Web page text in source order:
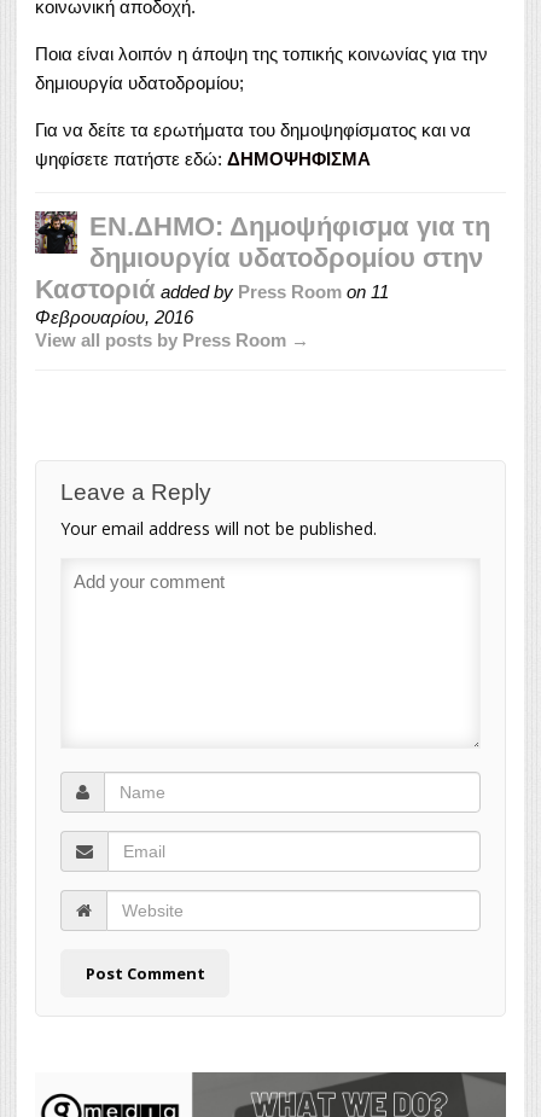
κοινωνική αποδοχή.
Ποια είναι λοιπόν η άποψη της τοπικής κοινωνίας για την
δημιουργία υδατοδρομίου;
Για να δείτε τα ερωτήματα του δημοψηφίσματος και να
ψηφίσετε πατήστε εδώ: ΔΗΜΟΨΗΦΙΣΜΑ
ΕΝ.ΔΗΜΟ: Δημοψήφισμα για τη
δημιουργία υδατοδρομίου στην
Καστοριά added by Press Room on 11
Φεβρουαρίου, 2016
View all posts by Press Room →
Leave a Reply
Your email address will not be published.